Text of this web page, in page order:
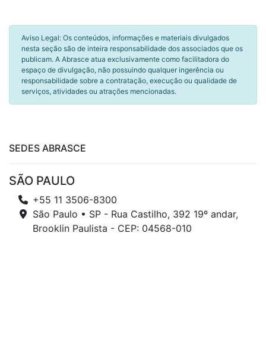
Aviso Legal: Os conteúdos, informações e materiais divulgados
nesta seção são de inteira responsabilidade dos associados que os
publicam. A Abrasce atua exclusivamente como facilitadora do
espaço de divulgação, não possuindo qualquer ingerência ou
responsabilidade sobre a contratação, execução ou qualidade de
serviços, atividades ou atrações mencionadas.
SEDES ABRASCE
SÃO PAULO
+55 11 3506-8300
São Paulo • SP - Rua Castilho, 392 19º andar,
Brooklin Paulista - CEP: 04568-010